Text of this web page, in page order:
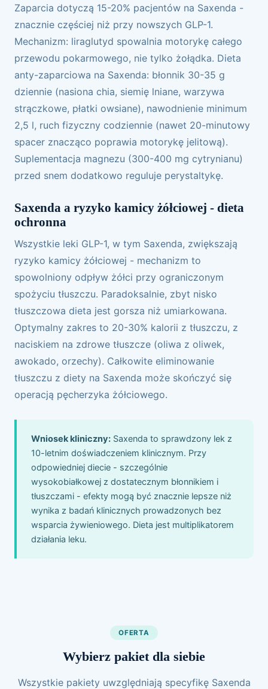
Zaparcia dotyczą 15-20% pacjentów na Saxenda -
znacznie częściej niż przy nowszych GLP-1.
Mechanizm: liraglutyd spowalnia motorykę całego
przewodu pokarmowego, nie tylko żołądka. Dieta
anty-zaparciowa na Saxenda: błonnik 30-35 g
dziennie (nasiona chia, siemię lniane, warzywa
strączkowe, płatki owsiane), nawodnienie minimum
2,5 l, ruch fizyczny codziennie (nawet 20-minutowy
spacer znacząco poprawia motorykę jelitową).
Suplementacja magnezu (300-400 mg cytrynianu)
przed snem dodatkowo reguluje perystaltykę.
Saxenda a ryzyko kamicy żółciowej - dieta
ochronna
Wszystkie leki GLP-1, w tym Saxenda, zwiększają
ryzyko kamicy żółciowej - mechanizm to
spowolniony odpływ żółci przy ograniczonym
spożyciu tłuszczu. Paradoksalnie, zbyt nisko
tłuszczowa dieta jest gorsza niż umiarkowana.
Optymalny zakres to 20-30% kalorii z tłuszczu, z
naciskiem na zdrowe tłuszcze (oliwa z oliwek,
awokado, orzechy). Całkowite eliminowanie
tłuszczu z diety na Saxenda może skończyć się
operacją pęcherzyka żółciowego.
Wniosek kliniczny: Saxenda to sprawdzony lek z
10-letnim doświadczeniem klinicznym. Przy
odpowiedniej diecie - szczególnie
wysokobiałkowej z dostatecznym błonnikiem i
tłuszczami - efekty mogą być znacznie lepsze niż
wynika z badań klinicznych prowadzonych bez
wsparcia żywieniowego. Dieta jest multiplikatorem
działania leku.
OFERTA
Wybierz pakiet dla siebie
Wszystkie pakiety uwzględniają specyfikę Saxenda